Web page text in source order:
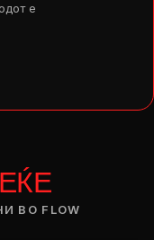
e
ВО FLOW